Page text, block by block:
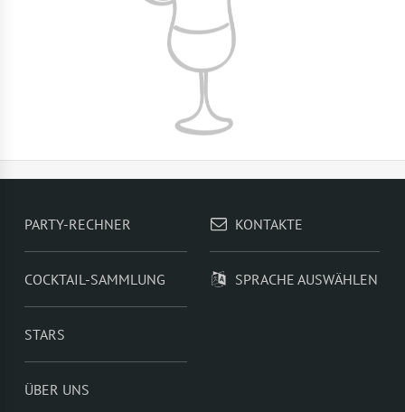
PARTY-RECHNER
COCKTAIL-SAMMLUNG
STARS
ÜBER UNS
KONTAKTE
SPRACHE AUSWÄHLEN